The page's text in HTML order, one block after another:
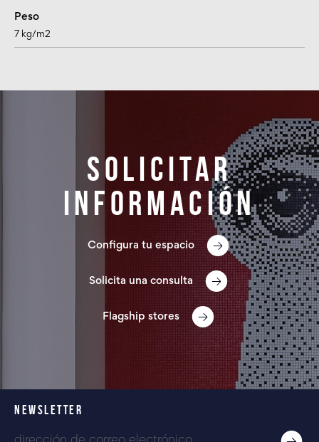
Peso
7 kg/m2
Solicitar
información
Configura tu espacio
Solicita una consulta
Flagship stores
NEWSLETTER